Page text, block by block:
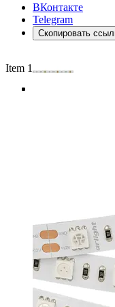
ВКонтакте
Telegram
Скопировать
Item 1 of 4